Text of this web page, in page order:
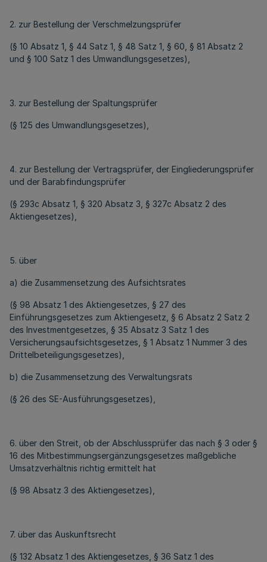
2. zur Bestellung der Verschmelzungsprüfer
(§ 10 Absatz 1, § 44 Satz 1, § 48 Satz 1, § 60, § 81 Absatz 2
und § 100 Satz 1 des Umwandlungsgesetzes),
3. zur Bestellung der Spaltungsprüfer
(§ 125 des Umwandlungsgesetzes),
4. zur Bestellung der Vertragsprüfer, der Eingliederungsprüfer
und der Barabfindungsprüfer
(§ 293c Absatz 1, § 320 Absatz 3, § 327c Absatz 2 des
Aktiengesetzes),
5. über
a) die Zusammensetzung des Aufsichtsrates
(§ 98 Absatz 1 des Aktiengesetzes, § 27 des
Einführungsgesetzes zum Aktiengesetz, § 6 Absatz 2 Satz 2
des Investmentgesetzes, § 35 Absatz 3 Satz 1 des
Versicherungsaufsichtsgesetzes, § 1 Absatz 1 Nummer 3 des
Drittelbeteiligungsgesetzes),
b) die Zusammensetzung des Verwaltungsrats
(§ 26 des SE-Ausführungsgesetzes),
6. über den Streit, ob der Abschlussprüfer das nach § 3 oder §
16 des Mitbestimmungsergänzungsgesetzes maßgebliche
Umsatzverhältnis richtig ermittelt hat
(§ 98 Absatz 3 des Aktiengesetzes),
7. über das Auskunftsrecht
(§ 132 Absatz 1 des Aktiengesetzes, § 36 Satz 1 des